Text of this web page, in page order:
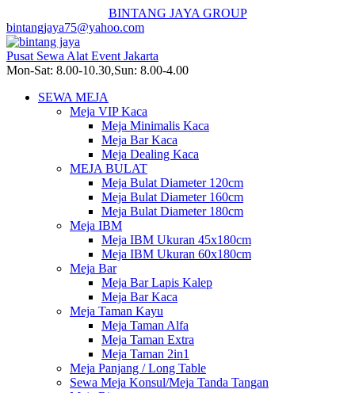
BINTANG JAYA GROUP
bintangjaya75@yahoo.com
Pusat Sewa Alat Event Jakarta
Mon-Sat: 8.00-10.30,Sun: 8.00-4.00
SEWA MEJA
Meja VIP Kaca
Meja Minimalis Kaca
Meja Bar Kaca
Meja Dealing Kaca
MEJA BULAT
Meja Bulat Diameter 120cm
Meja Bulat Diameter 160cm
Meja Bulat Diameter 180cm
Meja IBM
Meja IBM Ukuran 45x180cm
Meja IBM Ukuran 60x180cm
Meja Bar
Meja Bar Lapis Kalep
Meja Bar Kaca
Meja Taman Kayu
Meja Taman Alfa
Meja Taman Extra
Meja Taman 2in1
Meja Panjang / Long Table
Sewa Meja Konsul/Meja Tanda Tangan